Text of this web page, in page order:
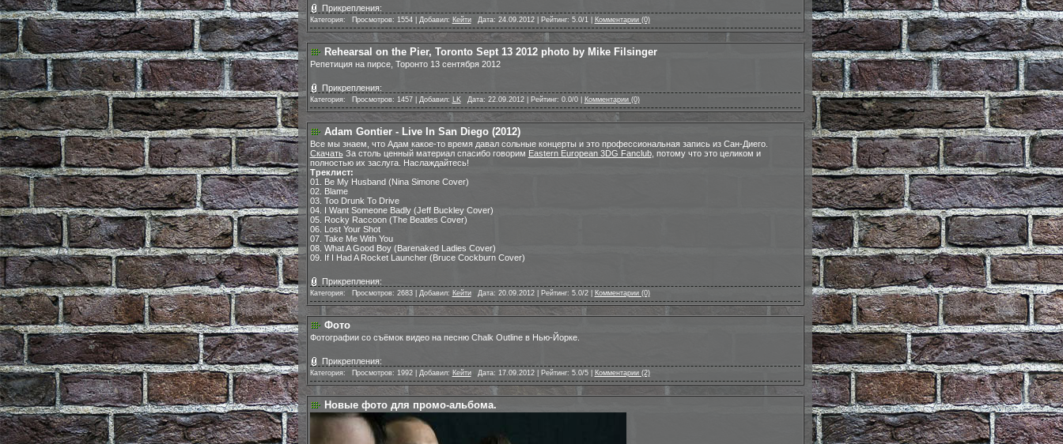
Прикрепления:
Категория: Просмотров: 1554 | Добавил: Кейти| Дата: 24.09.2012 | Рейтинг: 5.0/1 | Комментарии (0)
Rehearsal on the Pier, Toronto Sept 13 2012 photo by Mike Filsinger
Репетиция на пирсе, Торонто 13 сентября 2012
Прикрепления:
Категория: Просмотров: 1457 | Добавил: LK| Дата: 22.09.2012 | Рейтинг: 0.0/0 | Комментарии (0)
Adam Gontier - Live In San Diego (2012)
Все мы знаем, что Адам какое-то время давал сольные концерты и это профессиональная запись из Сан-Диего.
СкачатьЗа столь ценный материал спасибо говорим Eastern European 3DG Fanclub, потому что это целиком и
полностью их заслуга. Наслаждайтесь!
Треклист:
01. Be My Husband (Nina Simone Cover)
02. Blame
03. Too Drunk To Drive
04. I Want Someone Badly (Jeff Buckley Cover)
05. Rocky Raccoon (The Beatles Cover)
06. Lost Your Shot
07. Take Me With You
08. What A Good Boy (Barenaked Ladies Cover)
09. If I Had A Rocket Launcher (Bruce Cockburn Cover)
Прикрепления:
Категория: Просмотров: 2683 | Добавил: Кейти| Дата: 20.09.2012 | Рейтинг: 5.0/2 | Комментарии (0)
Фото
Фотографии со съёмок видео на песню Chalk Outline в Нью-Йорке.
Прикрепления:
Категория: Просмотров: 1992 | Добавил: Кейти| Дата: 17.09.2012 | Рейтинг: 5.0/5 | Комментарии (2)
Новые фото для промо-альбома.